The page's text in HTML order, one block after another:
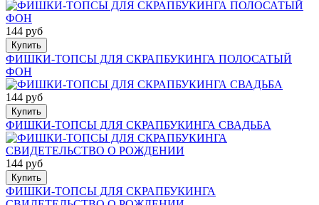
144 руб
Купить
ФИШКИ-ТОПСЫ ДЛЯ СКРАПБУКИНГА ПОЛОСАТЫЙ
ФОН
144 руб
Купить
ФИШКИ-ТОПСЫ ДЛЯ СКРАПБУКИНГА СВАДЬБА
144 руб
Купить
ФИШКИ-ТОПСЫ ДЛЯ СКРАПБУКИНГА